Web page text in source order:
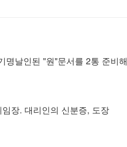
명날인된 "원"문서를 2통 준비해
장. 대리인의 신분증, 도장